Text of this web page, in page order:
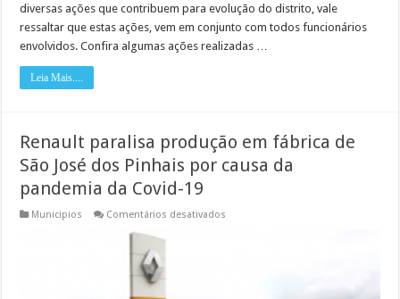
diversas ações que contribuem para evolução do distrito, vale
ressaltar que estas ações, vem em conjunto com todos funcionários
envolvidos. Confira algumas ações realizadas …
Leia Mais....
Renault paralisa produção em fábrica de
São José dos Pinhais por causa da
pandemia da Covid-19
Municipios Comentários desativados